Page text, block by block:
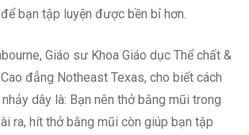
bạn tập luyện được bền bỉ hơn.
Giáo sư Khoa Giáo dục Thể chất &
đẳng Notheast Texas, cho biết cách
dây là: Bạn nên thở bằng mũi trong
ra, hít thở bằng mũi còn giúp bạn tập